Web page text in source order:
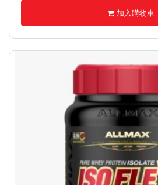
加入購物車